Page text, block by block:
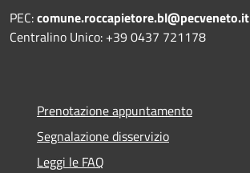
PEC:comune.roccapietore.bl@pecveneto.it
Centralino Unico: +39 0437 721178
Prenotazione appuntamento
Segnalazione disservizio
Leggi le FAQ